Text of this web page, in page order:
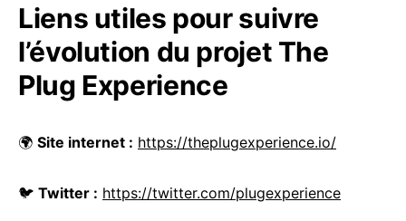
Liens utiles pour suivre
l’évolution du projet The
Plug Experience
🌍 Site internet : https://theplugexperience.io/
🐦 Twitter : https://twitter.com/plugexperience